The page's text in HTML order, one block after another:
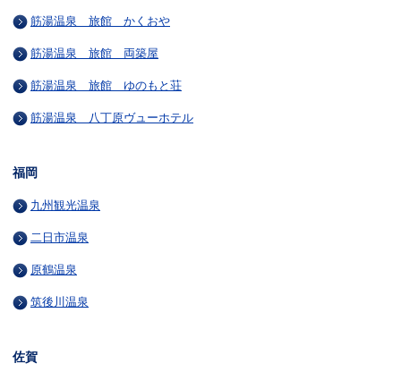
筋湯温泉 旅館 かくおや
筋湯温泉 旅館 両築屋
筋湯温泉 旅館 ゆのもと荘
筋湯温泉 八丁原ヴューホテル
福岡
九州観光温泉
二日市温泉
原鶴温泉
筑後川温泉
佐賀